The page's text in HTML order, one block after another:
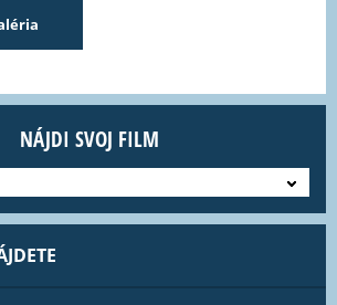
NÁJDI SVOJ FILM